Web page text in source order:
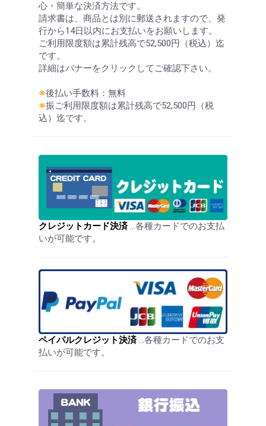
心・簡単な決済方法です。
請求書は、商品とは別に郵送されますので、発
行から14日以内にお支払いをお願いします。
ご利用限度額は累計残高で52,500円（税込）迄
です。
詳細はバナーをクリックしてご確認下さい。
※後払い手数料：無料
※振ご利用限度額は累計残高で52,500円（税
込）迄です。
クレジットカード決済…各種カードでのお支払
いが可能です。
ペイパルクレジット決済…各種カードでのお支
払いが可能です。